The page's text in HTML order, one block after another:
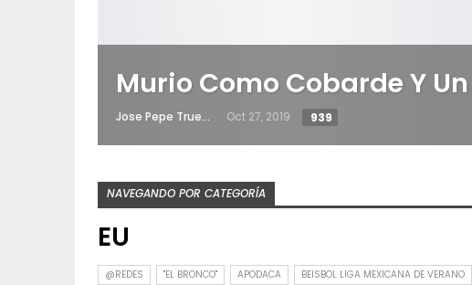
Murio Como Cobarde Y
Jose Pepe Trueno Oct 27, 2019 939
NAVEGANDO POR CATEGORÍA
EU
@REDES "EL BRONCO" APODACA BEISBOL LIGA MEXICANA DE VERANO